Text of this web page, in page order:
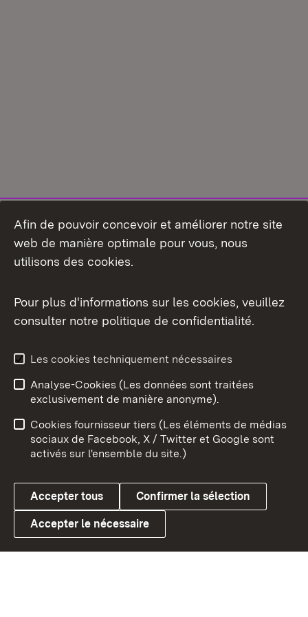
Aperçu des thèmes
Link zum Landesportal
Conseils d'utilisation
Confidentialité
Cookies
Afin de pouvoir concevoir et améliorer notre site
web de manière optimale pour vous, nous
utilisons des cookies.
Pour plus d'informations sur les cookies, veuillez
consulter notre politique de confidentialité.
Les cookies techniquement nécessaires
Analyse-Cookies (Les données sont traitées
exclusivement de manière anonyme).
Cookies fournisseur tiers (Les éléments de médias
sociaux de Facebook, X / Twitter et Google sont
activés sur l'ensemble du site.)
Accepter tous Confirmer la sélection
Accepter le nécessaire